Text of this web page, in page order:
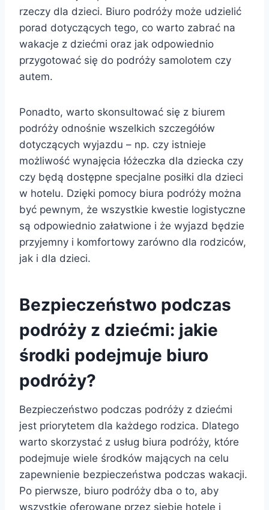
rzeczy dla dzieci. Biuro podróży może udzielić
porad dotyczących tego, co warto zabrać na
wakacje z dziećmi oraz jak odpowiednio
przygotować się do podróży samolotem czy
autem.
Ponadto, warto skonsultować się z biurem
podróży odnośnie wszelkich szczegółów
dotyczących wyjazdu – np. czy istnieje
możliwość wynajęcia łóżeczka dla dziecka czy
czy będą dostępne specjalne posiłki dla dzieci
w hotelu. Dzięki pomocy biura podróży można
być pewnym, że wszystkie kwestie logistyczne
są odpowiednio załatwione i że wyjazd będzie
przyjemny i komfortowy zarówno dla rodziców,
jak i dla dzieci.
Bezpieczeństwo podczas
podróży z dziećmi: jakie
środki podejmuje biuro
podróży?
Bezpieczeństwo podczas podróży z dziećmi
jest priorytetem dla każdego rodzica. Dlatego
warto skorzystać z usług biura podróży, które
podejmuje wiele środków mających na celu
zapewnienie bezpieczeństwa podczas wakacji.
Po pierwsze, biuro podróży dba o to, aby
wszystkie oferowane przez siebie hotele i